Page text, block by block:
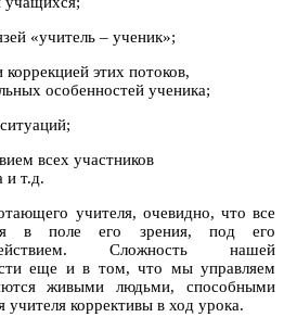
«учитель – ученик»;
этих потоков,
особенностей ученика;
всех участников
и т.д.
учителя, очевидно, что все
в поле его зрения, под его
Сложность нашей
еще и в том, что мы управляем
живыми людьми, способными
учителя коррективы в ход урока.